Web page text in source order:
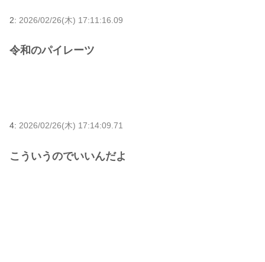
2: 2026/02/26(木) 17:11:16.09
令和のパイレーツ
4: 2026/02/26(木) 17:14:09.71
こういうのでいいんだよ